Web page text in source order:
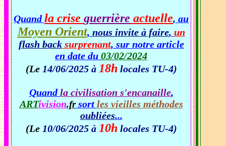
Quandla crise guerrière actuelle, au
Moyen Orient, nous invite à faire, un
flash backsurprenant, sur notre article
en date du 03/02/2024
(Le 14/06/2025 à 18h locales TU-4)
Quandla civilisation s'encanaille,
ARTivision.frsort les vieilles méthodes
oubliées...
(Le 10/06/2025 à 10h locales TU-4)